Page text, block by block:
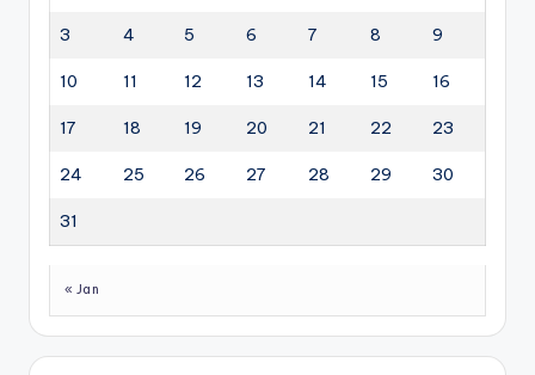
3 4 5 6 7 8 9
10 11 12 13 14 15 16
17 18 19 20 21 22 23
24 25 26 27 28 29 30
31
« Jan